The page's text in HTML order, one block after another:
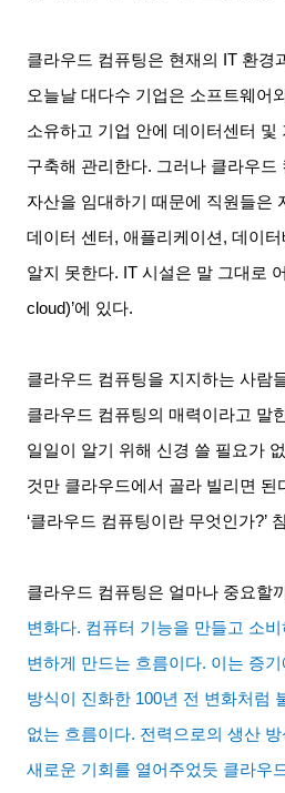
클라우드 컴퓨팅은 현재의 IT 환경
오늘날 대다수 기업은 소프트웨어
소유하고 기업 안에 데이터센터 및
구축해 관리한다. 그러나 클라우드
자산을 임대하기 때문에 직원들은
데이터 센터 ,애플리케이션,데이
알지 못한다. IT시설은 말 그대로
cloud)’에 있다.
클라우드 컴퓨팅을 지지하는 사람
클라우드 컴퓨팅의 매력이라고 말
일일이 알기 위해 신경 쓸 필요가
것만 클라우드에서 골라 빌리면 된
‘클라우드 컴퓨팅이란 무엇인가?’
클라우드 컴퓨팅은 얼마나 중요할
변화다. 컴퓨터 기능을 만들고 소
변하게 만드는 흐름이다. 이는 증
방식이 진화한 100년 전 변화처럼
없는 흐름이다. 전력으로의 생산
새로운 기회를 열어주었듯 클라우